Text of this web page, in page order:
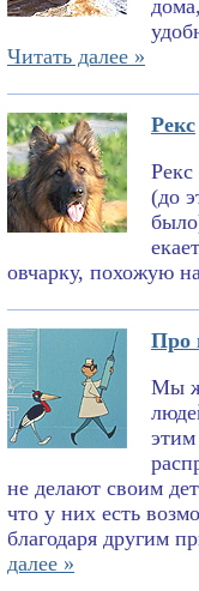
Читать далее »
Рекс
(до
овчарку, похожую
Про
Мы
не делают своим
что у них есть
благодаря другим
далее »